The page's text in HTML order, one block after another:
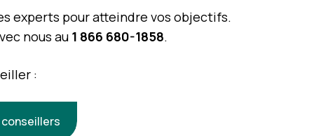
experts pour atteindre vos objectifs.
nous au 1 866 680-1858.
: